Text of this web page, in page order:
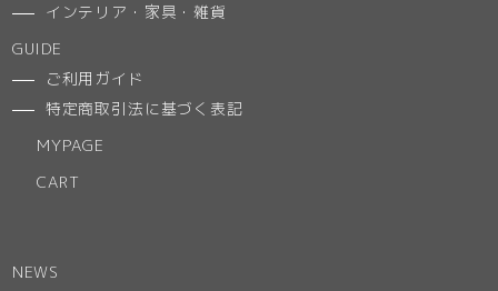
インテリア・家具・雑貨
GUIDE
ご利用ガイド
特定商取引法に基づく表記
MYPAGE
CART
NEWS